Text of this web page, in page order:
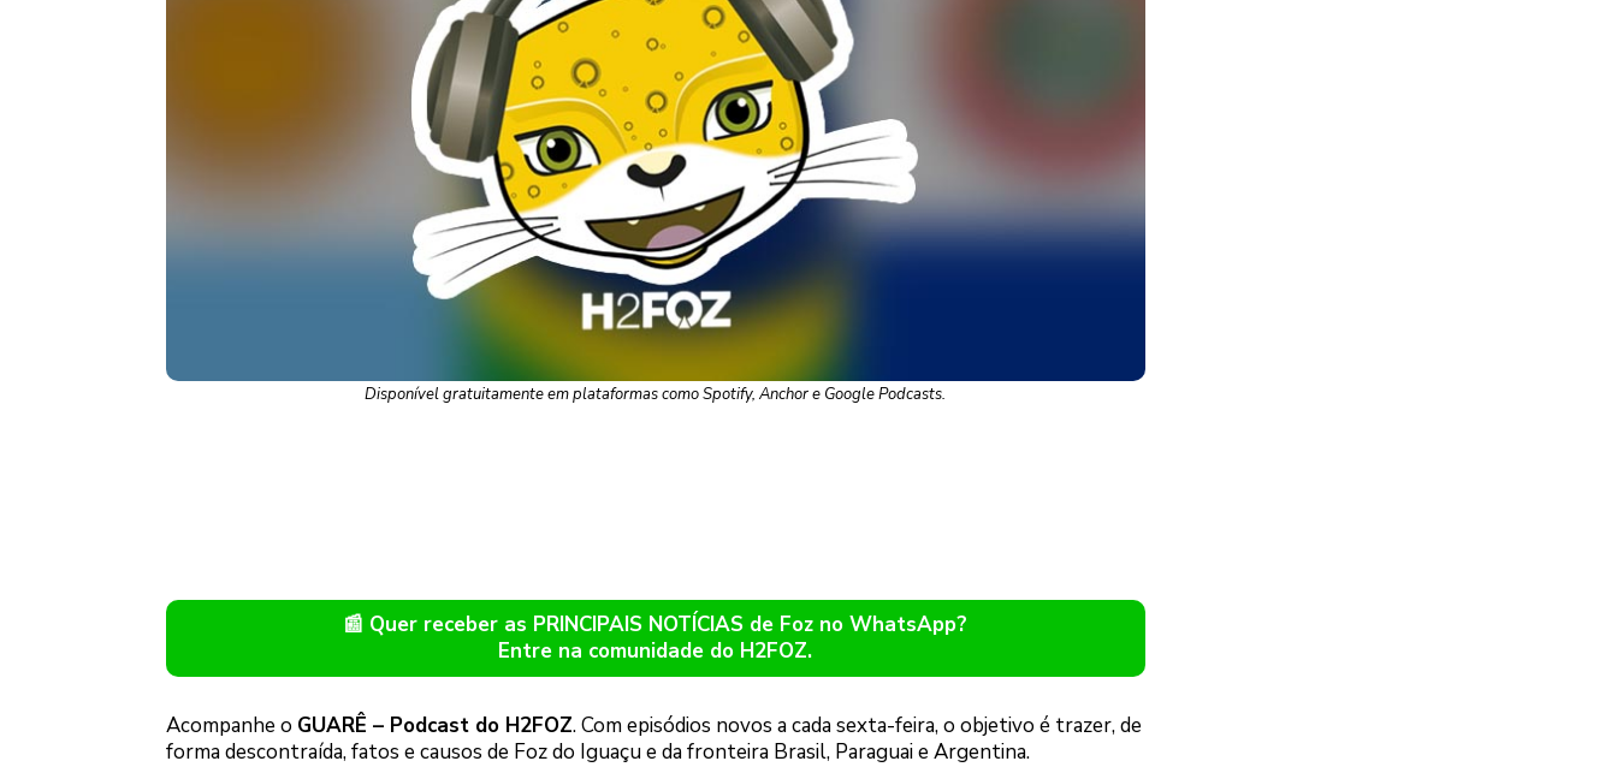
Disponível gratuitamente em plataformas como Spotify, Anchor e Google Podcasts.
📰 Quer receber as PRINCIPAIS NOTÍCIAS de Foz no WhatsApp?
Entre na comunidade do H2FOZ.
Acompanhe o GUARÊ – Podcast do H2FOZ. Com episódios novos a cada sexta-feira, o objetivo é trazer, de
forma descontraída, fatos e causos de Foz do Iguaçu e da fronteira Brasil, Paraguai e Argentina.